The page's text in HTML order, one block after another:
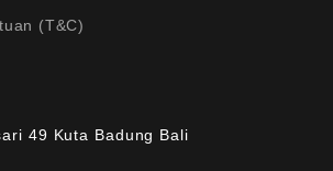
(T&C)
49 Kuta Badung Bali